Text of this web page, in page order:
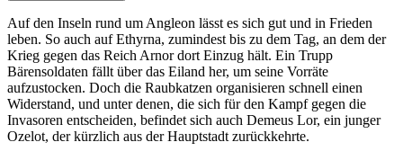
Auf den Inseln rund um Angleon lässt es sich gut und in Frieden
leben. So auch auf Ethyrna, zumindest bis zu dem Tag, an dem der
Krieg gegen das Reich Arnor dort Einzug hält. Ein Trupp
Bärensoldaten fällt über das Eiland her, um seine Vorräte
aufzustocken. Doch die Raubkatzen organisieren schnell einen
Widerstand, und unter denen, die sich für den Kampf gegen die
Invasoren entscheiden, befindet sich auch Demeus Lor, ein junger
Ozelot, der kürzlich aus der Hauptstadt zurückkehrte.